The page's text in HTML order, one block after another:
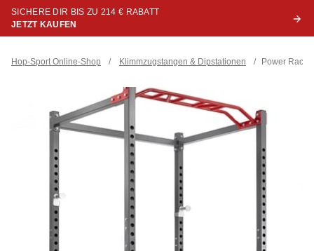
SICHERE DIR BIS ZU 214 € RABATT
JETZT KAUFEN
Hop-Sport Online-Shop / Klimmzugstangen & Dipstationen / Power Rack